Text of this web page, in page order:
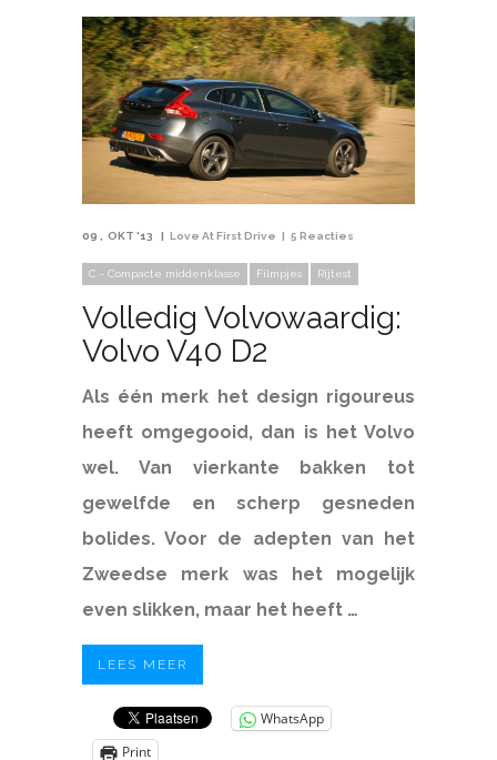
09 OKT '13 Love At First Drive 5 Reacties
C - Compacte middenklasse Filmpjes Rijtest
Volledig Volvowaardig:
Volvo V40 D2
Als één merk het design rigoureus
heeft omgegooid, dan is het Volvo
wel. Van vierkante bakken tot
gewelfde en scherp gesneden
bolides. Voor de adepten van het
Zweedse merk was het mogelijk
even slikken, maar het heeft …
LEES MEER
WhatsApp
Print